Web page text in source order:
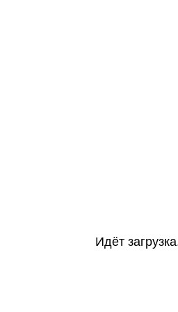
Идёт